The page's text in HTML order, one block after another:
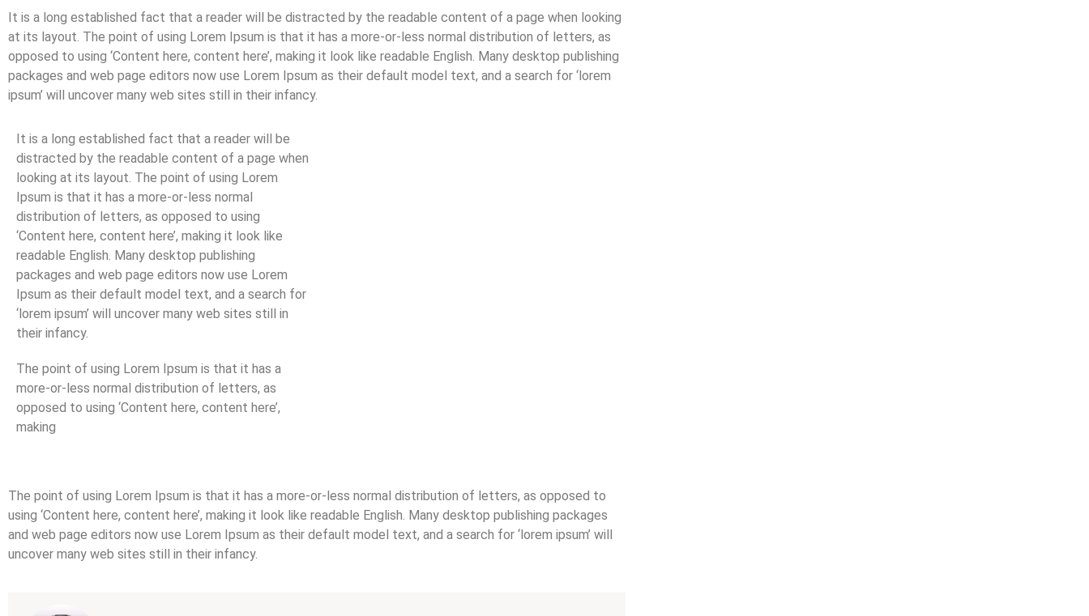
It is a long established fact that a reader will be distracted by the readable content of a page when looking
at its layout. The point of using Lorem Ipsum is that it has a more-or-less normal distribution of letters, as
opposed to using ‘Content here, content here’, making it look like readable English. Many desktop publishing
packages and web page editors now use Lorem Ipsum as their default model text, and a search for ‘lorem
ipsum’ will uncover many web sites still in their infancy.
It is a long established fact that a reader will be
distracted by the readable content of a page when
looking at its layout. The point of using Lorem
Ipsum is that it has a more-or-less normal
distribution of letters, as opposed to using
‘Content here, content here’, making it look like
readable English. Many desktop publishing
packages and web page editors now use Lorem
Ipsum as their default model text, and a search for
‘lorem ipsum’ will uncover many web sites still in
their infancy.
The point of using Lorem Ipsum is that it has a
more-or-less normal distribution of letters, as
opposed to using ‘Content here, content here’,
making
The point of using Lorem Ipsum is that it has a more-or-less normal distribution of letters, as opposed to
using ‘Content here, content here’, making it look like readable English. Many desktop publishing packages
and web page editors now use Lorem Ipsum as their default model text, and a search for ‘lorem ipsum’ will
uncover many web sites still in their infancy.